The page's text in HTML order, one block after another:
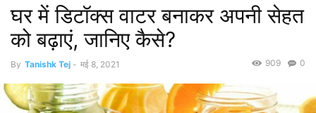
घर में डिटॉक्स वाटर बनाकर अपनी सेहत
को बढ़ाएं, जानिए कैसे?
By Tanishk Tej - मई 8, 2021 0
909